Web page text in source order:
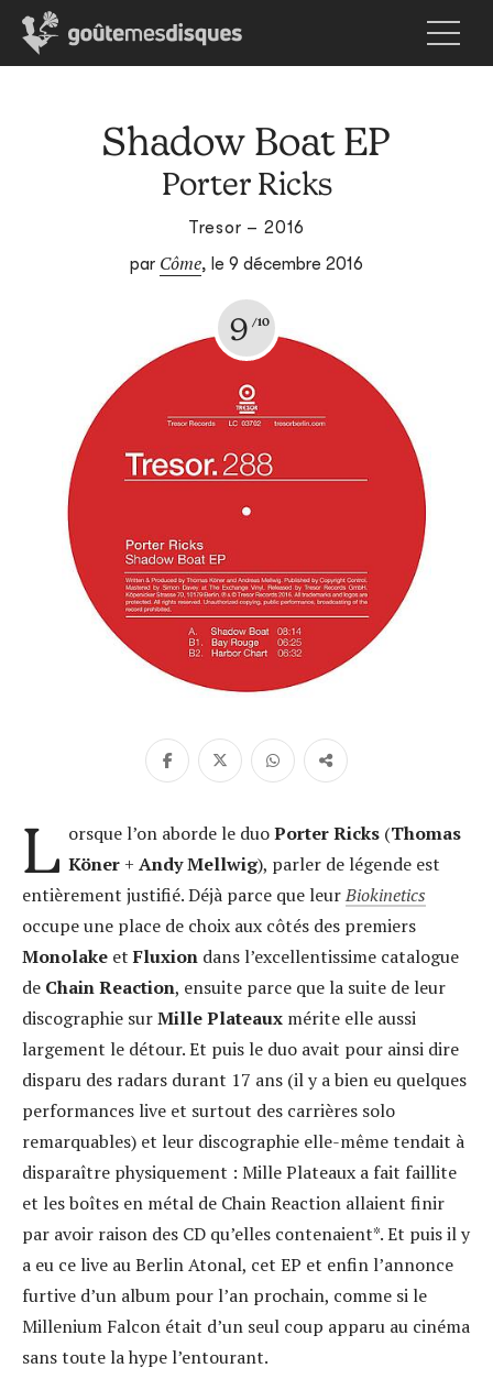
Shadow Boat EP
Porter Ricks
Tresor – 2016
par Côme, le 9 décembre 2016
9
L orsque l’on aborde le duoPorter Ricks (Thomas
Köner+ AndyMellwig), parler de légende est
entièrement justifié. Déjà parce que leurBiokinetics
occupe une place de choix aux côtés des premiers
Monolake etFluxion dans l’excellentissime catalogue
de Chain Reaction, ensuite parce que la suite de leur
discographie surMille Plateaux mérite elle aussi
largement le détour. Et puis le duo avait pour ainsi dire
disparu des radars durant 17 ans (il y a bien eu quelques
performances live et surtout des carrières solo
remarquables) et leur discographie elle-même tendait à
disparaître physiquement : Mille Plateaux a fait faillite
et les boîtes en métal de Chain Reaction allaient finir
par avoir raison des CD qu’elles contenaient*. Et puis il y
a eu ce live au Berlin Atonal, cet EP et enfin l’annonce
furtive d’un album pour l’an prochain, comme si le
Millenium Falcon était d’un seul coup apparu au cinéma
sans toute la hype l’entourant.